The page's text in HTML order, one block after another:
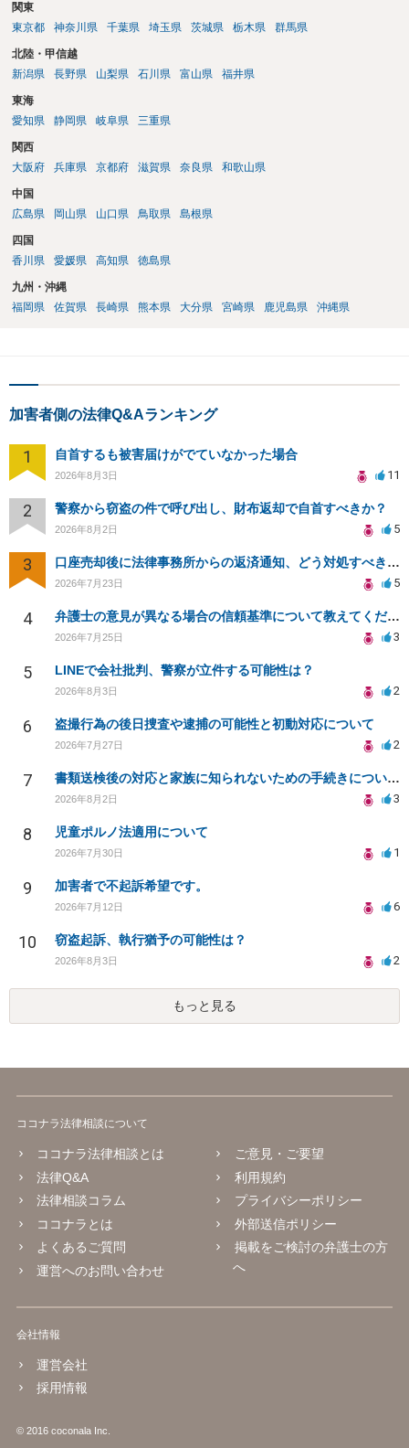
関東
東京都
神奈川県 千葉県 埼玉県 茨城県 栃木県 群馬県
北陸・甲信越
新潟県
長野県 山梨県 石川県 富山県 福井県
東海
愛知県
静岡県 岐阜県 三重県
関西
大阪府
兵庫県 京都府 滋賀県 奈良県 和歌山県
中国
広島県
岡山県 山口県 鳥取県 島根県
四国
香川県
愛媛県 高知県 徳島県
九州・沖縄
福岡県
佐賀県 長崎県 熊本県 大分県 宮崎県 鹿児島県 沖縄県
加害者側の法律Q&Aランキング
1 自首するも被害届けがでていなかった場合
2026年8月3日 11
2 警察から窃盗の件で呼び出し、財布返却で自首すべきか？
2026年8月2日 5
3 口座売却後に法律事務所からの返済通知、どう対処すべきか？
2026年7月23日 5
4 弁護士の意見が異なる場合の信頼基準について教えてください
2026年7月25日 3
5 LINEで会社批判、警察が立件する可能性は？
2026年8月3日 2
6 盗撮行為の後日捜査や逮捕の可能性と初動対応について
2026年7月27日 2
7 書類送検後の対応と家族に知られないための手続きについて相談
2026年8月2日 3
8 児童ポルノ法適用について
2026年7月30日 1
9 加害者で不起訴希望です。
2026年7月12日 6
10 窃盗起訴、執行猶予の可能性は？
2026年8月3日 2
もっと見る
ココナラ法律相談について
ココナラ法律相談とは
法律Q&A
法律相談コラム
ココナラとは
よくあるご質問
運営へのお問い合わせ
ご意見・ご要望
利用規約
プライバシーポリシー
外部送信ポリシー
掲載をご検討の弁護士の方
へ
会社情報
運営会社
採用情報
© 2016 coconala Inc.